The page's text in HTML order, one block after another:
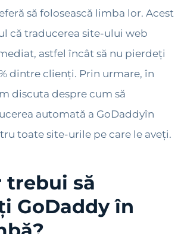
să folosească limba lor. Acest
că traducerea site-ului web
astfel încât să nu pierdeți
dintre clienți. Prin urmare, în
discuta despre cum să
automată a GoDaddyîn
toate site-urile pe care le aveți.
trebui să
GoDaddy în